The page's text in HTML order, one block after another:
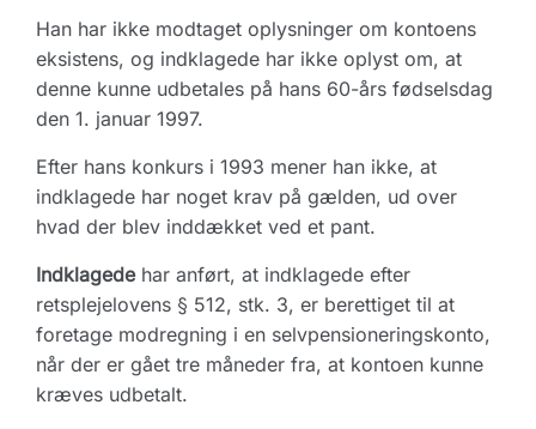
Han har ikke modtaget oplysninger om kontoens
eksistens, og indklagede har ikke oplyst om, at
denne kunne udbetales på hans 60-års fødselsdag
den 1. januar 1997.
Efter hans konkurs i 1993 mener han ikke, at
indklagede har noget krav på gælden, ud over
hvad der blev inddækket ved et pant.
Indklagedehar anført, at indklagede efter
retsplejelovens § 512, stk. 3, er berettiget til at
foretage modregning i en selvpensioneringskonto,
når der er gået tre måneder fra, at kontoen kunne
kræves udbetalt.